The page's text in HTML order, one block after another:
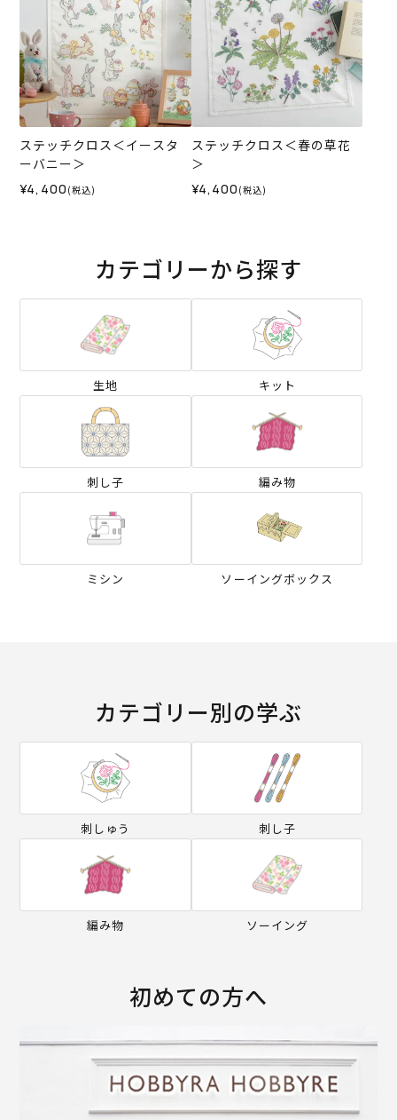
ステッチクロス＜イースタ
ーバニー＞
¥4,400 (税込)
ステッチクロス＜春の草花
＞
¥4,400 (税込)
カテゴリーから探す
生地 キット
刺し子 編み物
ミシン ソーイングボックス
カテゴリー別の学ぶ
刺しゅう 刺し子
編み物 ソーイング
初めての方へ